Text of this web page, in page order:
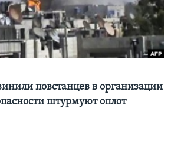
повстанцев в организации
штурмуют оплот